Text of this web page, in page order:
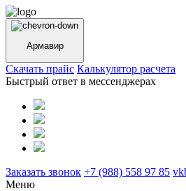
Армавир
Cкачать прайс Калькулятор расчета
Быстрый ответ в мессенджерах
Заказать звонок +7 (988) 558 97 85
Меню